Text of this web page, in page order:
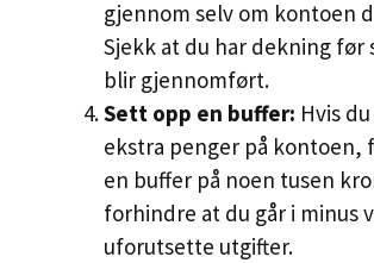
gjennom selv om kontoen
Sjekk at du har dekning før
blir gjennomført.
Sett opp en buffer: Hvis
ekstra penger på kontoen,
en buffer på noen tusen
forhindre at du går i minus
uforutsette utgifter.